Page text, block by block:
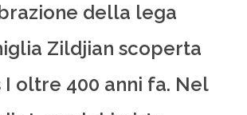
della lega
Zildjian scoperta
I oltre 400 anni fa. Nel